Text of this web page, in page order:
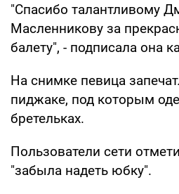
"Спасибо талантливому
Масленникову за
балету", - подписала она
На снимке певица
пиджаке, под которым
бретельках.
Пользователи сети
"забыла надеть юбку".